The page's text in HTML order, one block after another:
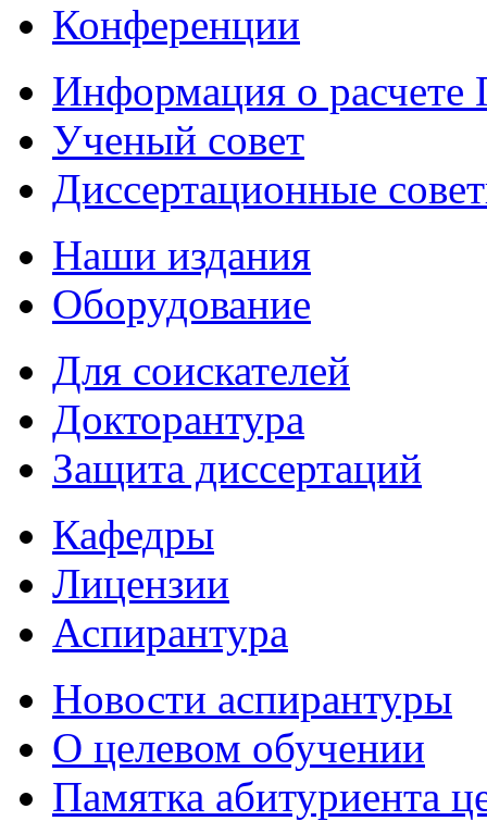
Конференции
Информация о
Ученый совет
Диссертационные
Наши издания
Оборудование
Для соискателей
Докторантура
Защита диссертаций
Кафедры
Лицензии
Аспирантура
Новости аспирантуры
О целевом обучении
Памятка абитуриента